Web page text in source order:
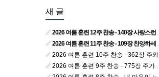
새 글
2026 여름 훈련 12주 찬송 - 140장 사랑스런 나의 신랑
2026 여름 훈련 11주 찬송 - 109장 찬양하세 주의 승리
2026 여름 훈련 10주 찬송 - 362장 주와 함께 못 박혀서
2026 여름 훈련 9주 찬송 - 775장 주가 구속하신 백성